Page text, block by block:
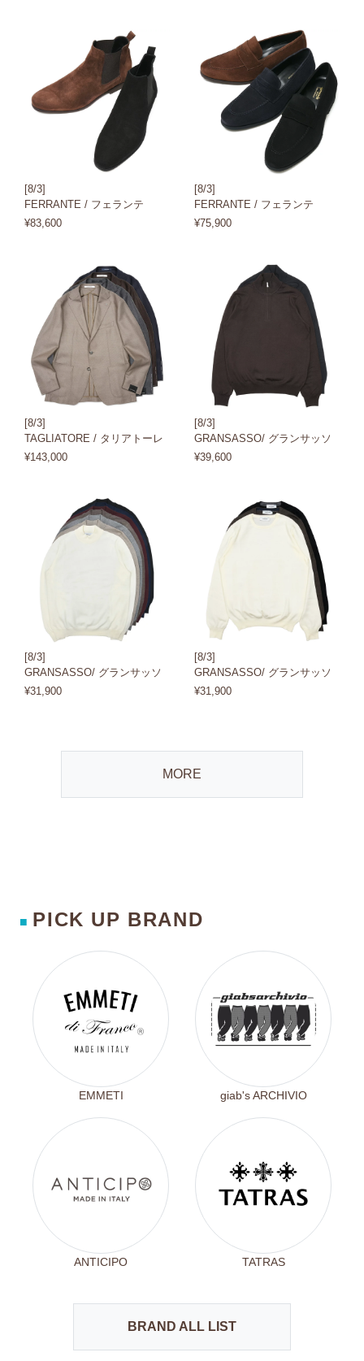
[8/3]
FERRANTE / フェランテ
¥83,600
[8/3]
FERRANTE / フェランテ
¥75,900
[8/3]
TAGLIATORE / タリアトーレ
¥143,000
[8/3]
GRANSASSO/ グランサッソ
¥39,600
[8/3]
GRANSASSO/ グランサッソ
¥31,900
[8/3]
GRANSASSO/ グランサッソ
¥31,900
MORE
■ PICK UP BRAND
EMMETI giab's ARCHIVIO
ANTICIPO TATRAS
BRAND ALL LIST